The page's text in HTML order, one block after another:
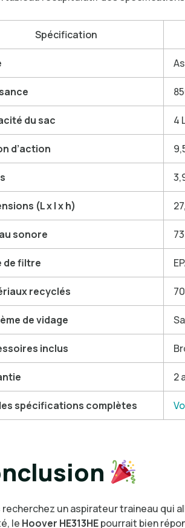
Spécification
du sac 4
d’action
(L x l x h)
sonore
de filtre
recyclés
de vidage
inclus
2
spécifications complètes
recherchez un aspirateur traineau qui
le Hoover HE313HEpourrait bien